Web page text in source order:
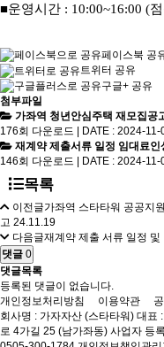
■운영시간 : 10:00~16:00 (
페이스북 공
트위터 공유
구글+ 공유
첨부파일
가좌역 청년안심주택 재모집
176회 다운로드 | DATE : 2024-
재계약 제출서류 일정 임대료
146회 다운로드 | DATE : 2024-
목록
이전글가좌역 스타타워 공공지
고 24.11.19
다음글재계약 제출 서류 일정 및
댓글 0
댓글목록
등록된 댓글이 없습니다.
개인정보처리방침
이용약관
회사명 : 가자자산 (스타타워) 대표
로 4가길 25 (남가좌동) 사업자 등